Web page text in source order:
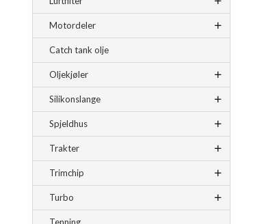
Motordeler
Catch tank olje
Oljekjøler
Silikonslange
Spjeldhus
Trakter
Trimchip
Turbo